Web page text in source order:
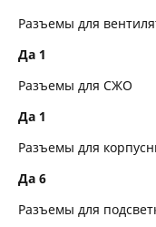
Разъемы для
Да 1
Разъемы для СЖО
Да 1
Разъемы для
Да 6
Разъемы для